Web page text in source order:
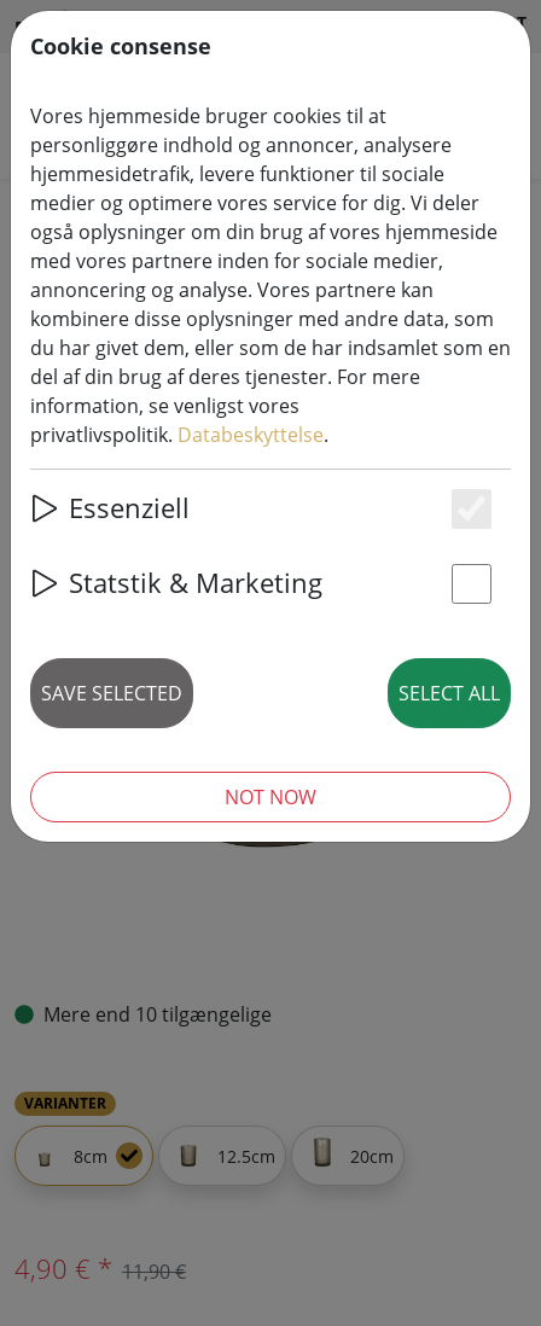
DA HILFE & SUPPORT
Søg efter produkter
Home Salg%
Broste Copenhagen fyrfadsstage
Hurricane Leaf glas 8cm
59% DISCOUNT
Mere end 10 tilgængelige
VARIANTER
8cm 12.5cm 20cm
4,90 € * 11,90 €
Cookie consense
Vores hjemmeside bruger cookies til at
personliggøre indhold og annoncer, analysere
hjemmesidetrafik, levere funktioner til sociale
medier og optimere vores service for dig. Vi deler
også oplysninger om din brug af vores hjemmeside
med vores partnere inden for sociale medier,
annoncering og analyse. Vores partnere kan
kombinere disse oplysninger med andre data, som
du har givet dem, eller som de har indsamlet som en
del af din brug af deres tjenester. For mere
information, se venligst vores
privatlivspolitik. Databeskyttelse.
Essenziell
Statstik & Marketing
SAVE SELECTED SELECT ALL
NOT NOW